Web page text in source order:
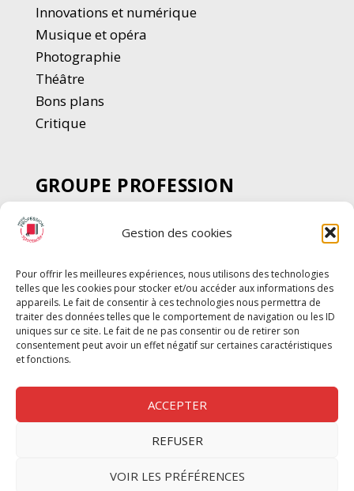
Gestion des cookies
Pour offrir les meilleures expériences, nous utilisons des technologies
telles que les cookies pour stocker et/ou accéder aux informations des
appareils. Le fait de consentir à ces technologies nous permettra de
traiter des données telles que le comportement de navigation ou les ID
uniques sur ce site. Le fait de ne pas consentir ou de retirer son
consentement peut avoir un effet négatif sur certaines caractéristiques
et fonctions.
ACCEPTER
REFUSER
VOIR LES PRÉFÉRENCES
Innovations et numérique
Musique et opéra
Photographie
Théâtre
Bons plans
Critique
GROUPE PROFESSION
SPECTACLE
Chèque Intermittents
Chèque Compta
Chèque Emploi Spectacle
G-Pods
Profession Audio-visuel
Nous contacter